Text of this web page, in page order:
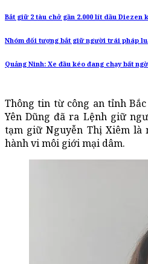
Bắt giữ 2 tàu chở gần 2.000 lít dầu Diezen
Nhóm đối tượng bắt giữ người trái pháp
Quảng Ninh: Xe đầu kéo đang chạy bất
Thông tin từ công an tỉnh Bắc
Yên Dũng đã ra Lệnh giữ
tạm giữ Nguyễn Thị Xiêm là
hành vi môi giới mại dâm.